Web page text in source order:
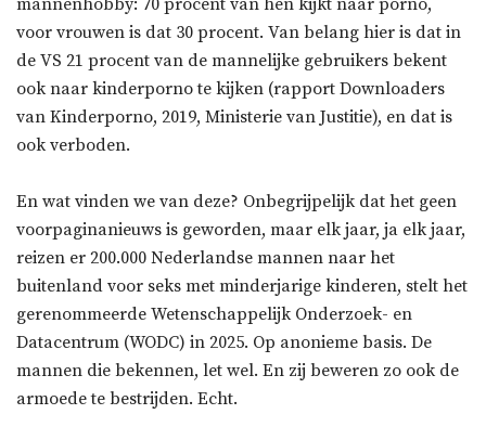
mannenhobby: 70 procent van hen kijkt naar porno,
voor vrouwen is dat 30 procent. Van belang hier is dat in
de VS 21 procent van de mannelijke gebruikers bekent
ook naar kinderporno te kijken (rapport Downloaders
van Kinderporno, 2019, Ministerie van Justitie), en dat is
ook verboden.
En wat vinden we van deze? Onbegrijpelijk dat het geen
voorpaginanieuws is geworden, maar elk jaar, ja elk jaar,
reizen er 200.000 Nederlandse mannen naar het
buitenland voor seks met minderjarige kinderen, stelt het
gerenommeerde Wetenschappelijk Onderzoek- en
Datacentrum (WODC) in 2025. Op anonieme basis. De
mannen die bekennen, let wel. En zij beweren zo ook de
armoede te bestrijden. Echt.